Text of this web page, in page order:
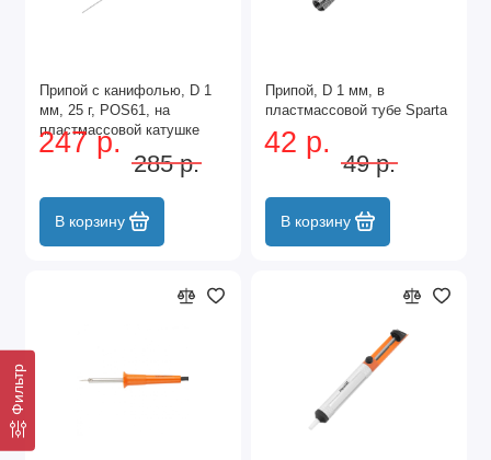
Фильтр
Припой с канифолью, D 1
мм, 25 г, POS61, на
пластмассовой катушке
Сибртех
247 р.
285 р.
В корзину
Припой, D 1 мм, в
пластмассовой тубе Sparta
42 р.
49 р.
В корзину